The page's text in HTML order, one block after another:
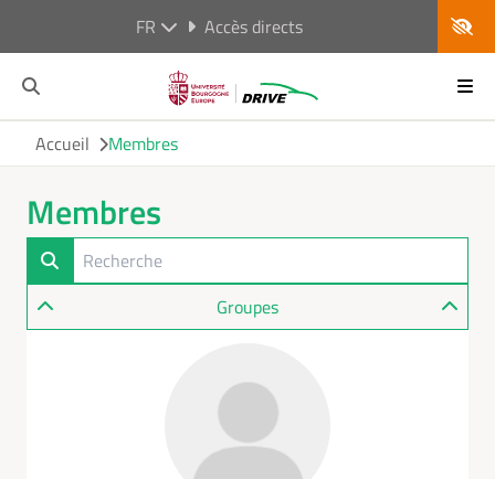
FR Accès directs
Accueil Membres
Membres
Groupes